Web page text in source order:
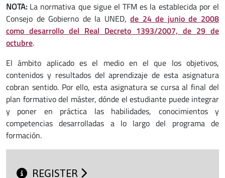
NOTA: La normativa que sigue el TFM es la establecida por el
Consejo de Gobierno de la UNED,de 24 de junio de 2008
como desarrollo del Real Decreto 1393/2007, de 29 de
octubre.
El ámbito aplicado es el medio en el que los objetivos,
contenidos y resultados del aprendizaje de esta asignatura
cobran sentido. Por ello, esta asignatura se cursa al final del
plan formativo del máster, dónde el estudiante puede integrar
y poner en práctica las habilidades, conocimientos y
competencias desarrolladas a lo largo del programa de
formación.
REGISTER